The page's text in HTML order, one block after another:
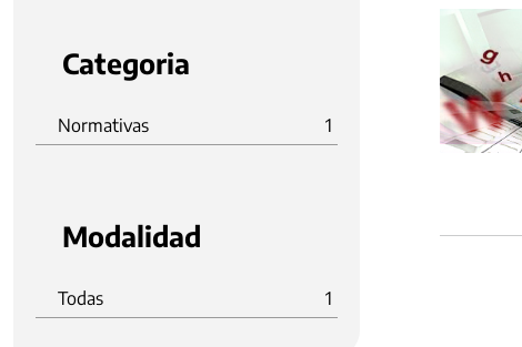
Categoria
Normativas 1
Modalidad
Todas 1